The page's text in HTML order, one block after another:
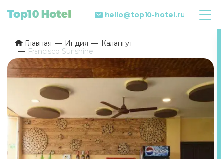
hello@top10-hotel.ru
Главная Индия
Калангут
Francisco Sunshine